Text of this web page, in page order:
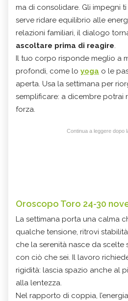
ma di consolidare. Gli impegni
serve ridare equilibrio alle
relazioni familiari, il dialogo
ascoltare prima di reagire.
Il tuo corpo risponde meglio a
profondi, come lo yoga o le
aperta. Usa la settimana per
semplificare: a dicembre potrai
forza.
Continua a leggere dopo
Oroscopo Toro 24-30
La settimana porta una calma
qualche tensione, ritrovi
che la serenità nasce da scelte
con ciò che sei. Il lavoro
rigidità: lascia spazio anche al
alla lentezza.
Nel rapporto di coppia,